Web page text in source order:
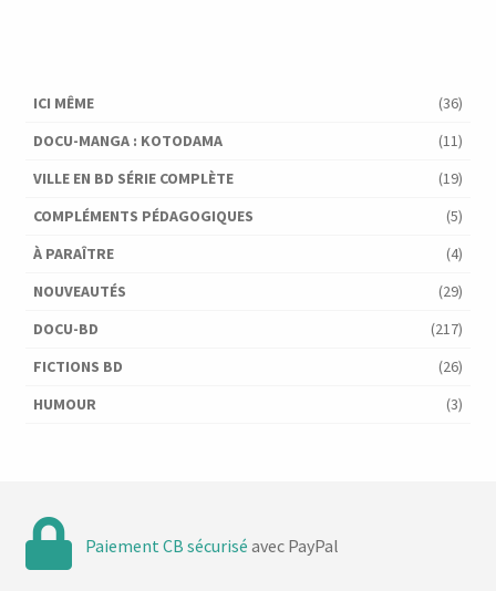
ICI MÊME
(36)
DOCU-MANGA : KOTODAMA
(11)
VILLE EN BD SÉRIE COMPLÈTE
(19)
COMPLÉMENTS PÉDAGOGIQUES
(5)
À PARAÎTRE
(4)
NOUVEAUTÉS
(29)
DOCU-BD
(217)
FICTIONS BD
(26)
HUMOUR
(3)
Paiement CB sécurisé avec PayPal